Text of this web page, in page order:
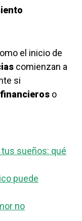
el inicio de
comienzan a
si
o
sueños: qué
puede
no